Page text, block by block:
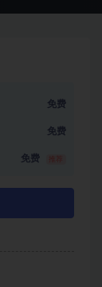
免费
免费
免费